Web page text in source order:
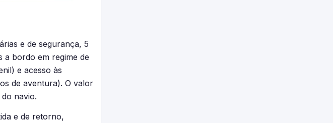
e de segurança, 5
a bordo em regime de
e acesso às
de aventura). O valor
navio.
e de retorno,